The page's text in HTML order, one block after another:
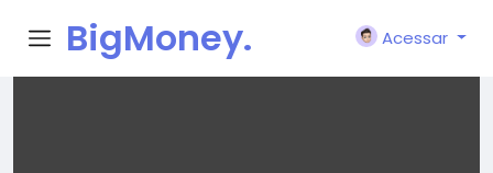
BigMoney.
Acessar